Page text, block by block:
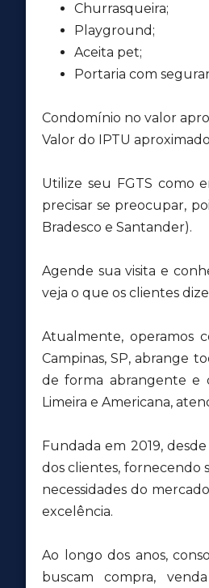
Churrasqueira;
Playground;
Aceita pet;
Portaria com
Condomínio no valor
Valor do IPTU
Utilize seu FGTS como
precisar se preocupar,
Bradesco e Santander).
Agende sua visita e
veja o que os clientes
Atualmente, operamos
Campinas, SP, abrange
de forma abrangente e
Limeira e Americana,
Fundada em 2019,
dos clientes, fornecendo
necessidades do
excelência.
Ao longo dos anos,
buscam compra,